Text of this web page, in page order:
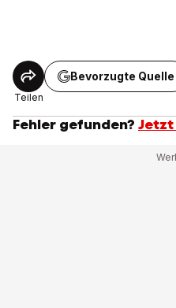
Teilen
Bevorzugte Quelle
Fehler gefunden? Jetzt